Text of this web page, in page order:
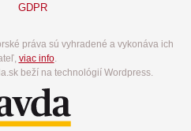
GDPR
práva sú vyhradené a vykonáva ich
viac info.
beží na technológií Wordpress.